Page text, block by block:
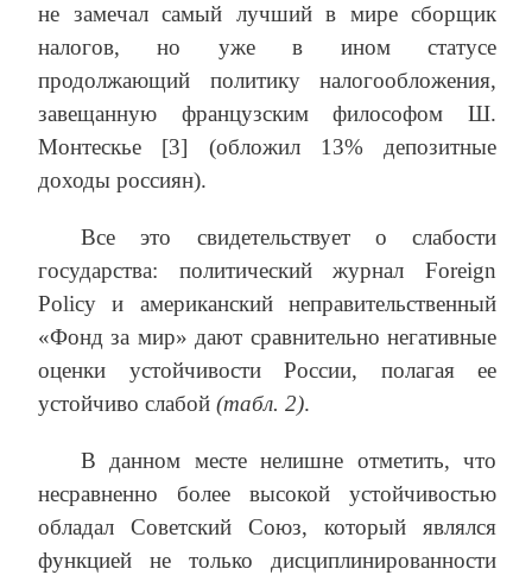
не замечал самый лучший в мире сборщик
налогов, но уже в ином статусе
продолжающий политику налогообложения,
завещанную французским философом Ш.
Монтескье [3] (обложил 13% депозитные
доходы россиян).
Все это свидетельствует о слабости
государства: политический журнал Foreign
Policy и американский неправительственный
«Фонд за мир» дают сравнительно негативные
оценки устойчивости России, полагая ее
устойчиво слабой (табл. 2).
В данном месте нелишне отметить, что
несравненно более высокой устойчивостью
обладал Советский Союз, который являлся
функцией не только дисциплинированности